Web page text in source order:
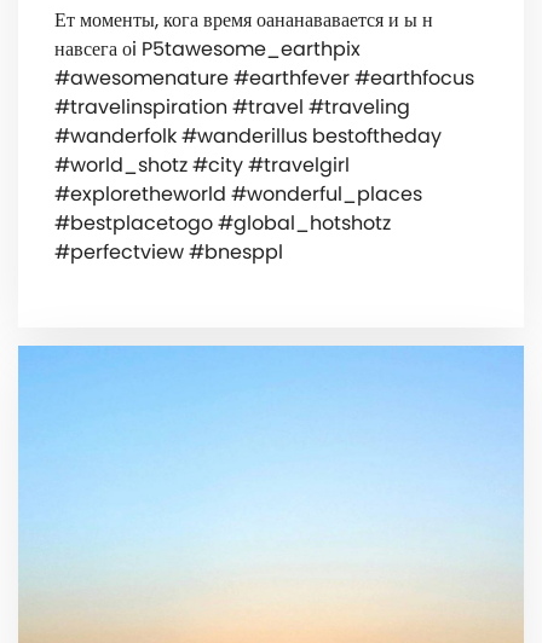
Ет моменты, кога время оананававается и ы н
навсега оi P5tawesome_earthpix
#awesomenature #earthfever #earthfocus
#travelinspiration #travel #traveling
#wanderfolk #wanderillus bestoftheday
#world_shotz #city #travelgirl
#exploretheworld #wonderful_places
#bestplacetogo #global_hotshotz
#perfectview #bnesppl